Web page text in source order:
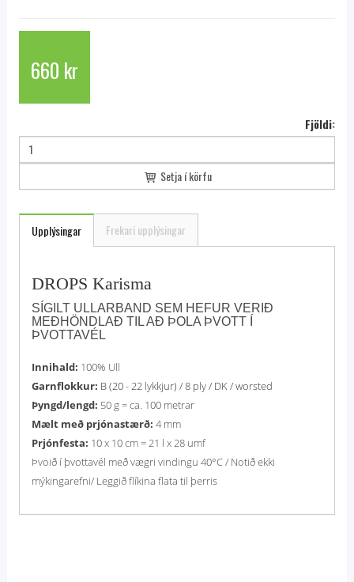
660 kr
Fjöldi:
Setja í körfu
Upplýsingar Frekari upplýsingar
DROPS Karisma
SÍGILT ULLARBAND SEM HEFUR VERIÐ
MEÐHÖNDLAÐ TIL AÐ ÞOLA ÞVOTT Í
ÞVOTTAVÉL
Innihald: 100% Ull
Garnflokkur: B (20 - 22 lykkjur) / 8 ply / DK / worsted
Þyngd/lengd: 50 g = ca. 100 metrar
Mælt með prjónastærð: 4 mm
Prjónfesta: 10 x 10 cm = 21 l x 28 umf
Þvoið í þvottavél með vægri vindingu 40°C / Notið ekki
mýkingarefni/ Leggið flíkina flata til þerris